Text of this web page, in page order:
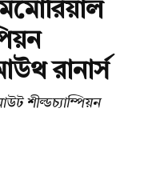
রানার্স
শীল্ডচ্যাম্পিয়ন